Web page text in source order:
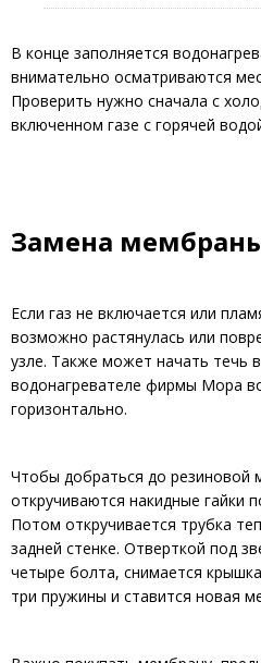
В конце заполняется
внимательно осматриваются
Проверить нужно сначала с
включенном газе с горячей
Замена
Если газ не включается или
возможно растянулась или
узле. Также может начать течь
водонагревателе фирмы Мора
горизонтально.
Чтобы добраться до резиновой
откручиваются накидные гайки
Потом откручивается трубка
задней стенке. Отверткой под
четыре болта, снимается
три пружины и ставится новая